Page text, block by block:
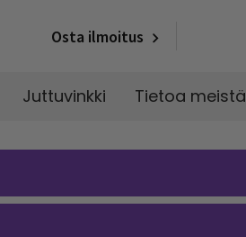
Osta ilmoitus
Juttuvinkki Tietoa meistä